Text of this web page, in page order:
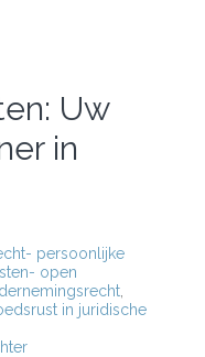
Uw
in
persoonlijke
open
in juridische
op